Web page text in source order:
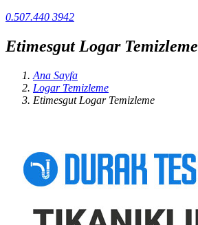
0.507.440 3942
Etimesgut Logar Temizleme
Ana Sayfa
Logar Temizleme
Etimesgut Logar Temizleme